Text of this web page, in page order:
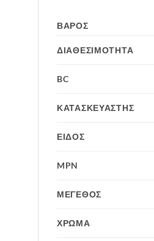
ΒΆΡΟΣ
ΔΙΑΘΕΣΙΜΟΤΗΤΑ
BC
ΚΑΤΑΣΚΕΥΑΣΤΗΣ
ΕΙΔΟΣ
MPN
ΜΕΓΕΘΟΣ
ΧΡΩΜΑ